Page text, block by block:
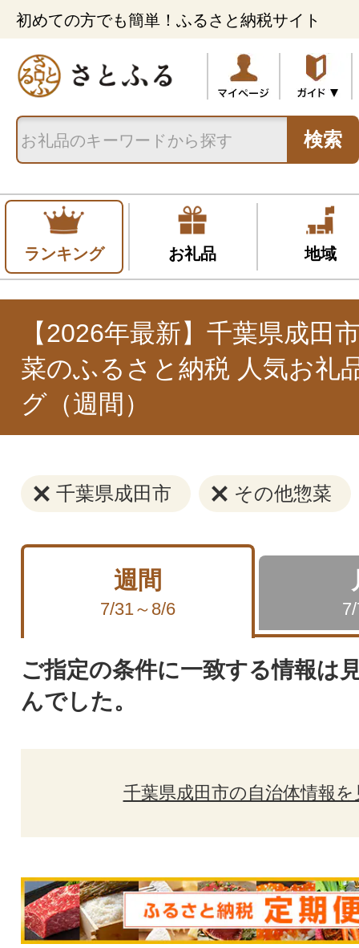
初めての方でも簡単！ふるさと納税サイト
検索
ランキング お礼品 地域
【2026年最新】千葉県成田
菜のふるさと納税 人気お礼
グ（週間）
千葉県成田市 その他惣菜
週間
7/31～8/6
ご指定の条件に一致する情報は
んでした。
千葉県成田市の自治体情報を